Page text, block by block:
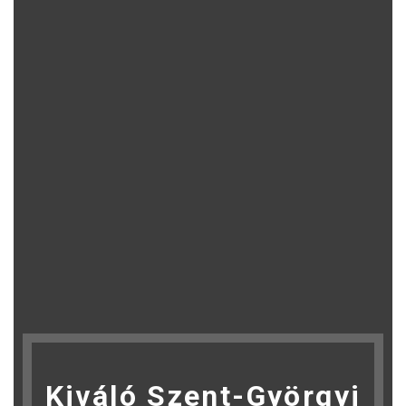
Kiváló Szent-Györgyi